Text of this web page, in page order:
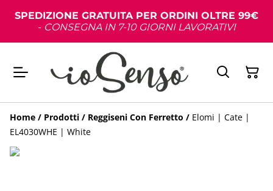
SPEDIZIONE GRATUITA PER ORDINI OLTRE 99€
- CONSEGNA IN 7-10 GIORNI LAVORATIVI
Home / Prodotti / Reggiseni Con Ferretto / Elomi | Cate |
EL4030WHE | White